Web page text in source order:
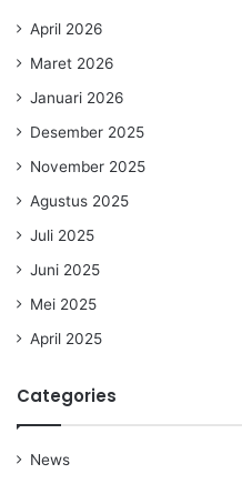
April 2026
Maret 2026
Januari 2026
Desember 2025
November 2025
Agustus 2025
Juli 2025
Juni 2025
Mei 2025
April 2025
Categories
News